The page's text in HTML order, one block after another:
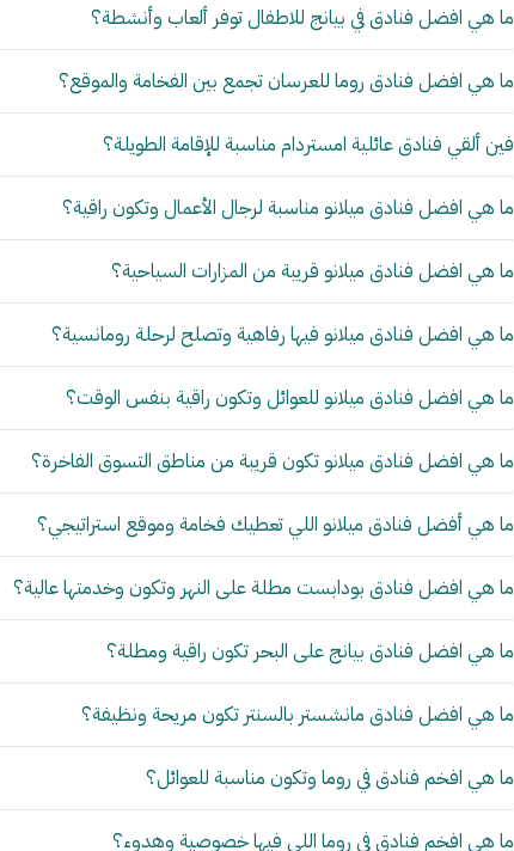
ما هي افضل فنادق في بيانج للاطفال توفر ألعاب وأنشطة؟
ما هي افضل فنادق روما للعرسان تجمع بين الفخامة والموقع؟
فين ألقي فنادق عائلية امستردام مناسبة للإقامة الطويلة؟
ما هي افضل فنادق ميلانو مناسبة لرجال الأعمال وتكون راقية؟
ما هي افضل فنادق ميلانو قريبة من المزارات السياحية؟
ما هي افضل فنادق ميلانو فيها رفاهية وتصلح لرحلة رومانسية؟
ما هي افضل فنادق ميلانو للعوائل وتكون راقية بنفس الوقت؟
ما هي افضل فنادق ميلانو تكون قريبة من مناطق التسوق الفاخرة؟
ما هي أفضل فنادق ميلانو اللي تعطيك فخامة وموقع استراتيجي؟
ما هي افضل فنادق بودابست مطلة على النهر وتكون وخدمتها عالية؟
ما هي افضل فنادق بيانج على البحر تكون راقية ومطلة؟
ما هي افضل فنادق مانشستر بالسنتر تكون مريحة ونظيفة؟
ما هي افخم فنادق في روما وتكون مناسبة للعوائل؟
ما هي افخم فنادق في روما اللي فيها خصوصية وهدوء؟